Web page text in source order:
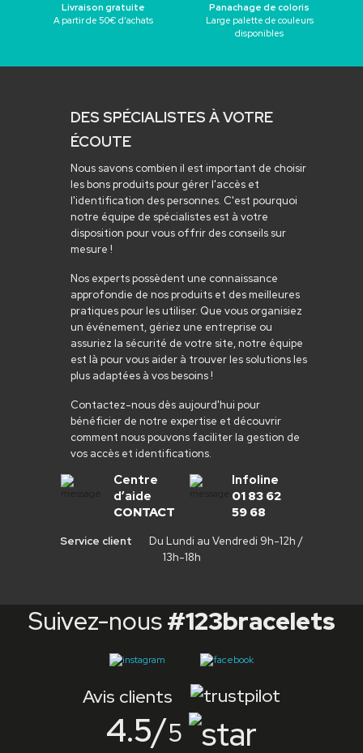
Livraison gratuite
A partir de 50€ d’achats
Panachage de coloris
Large palette de couleurs
disponibles
DES SPÉCIALISTES À VOTRE
ÉCOUTE
Nous savons combien il est important de choisir
les bons produits pour gérer l'accès et
l'identification des personnes. C'est pourquoi
notre équipe de spécialistes est à votre
disposition pour vous offrir des conseils sur
mesure !
Nos experts possèdent une connaissance
approfondie de nos produits et des meilleures
pratiques pour les utiliser. Que vous organisiez
un événement, gériez une entreprise ou
assuriez la sécurité de votre site, notre équipe
est là pour vous aider à trouver les solutions les
plus adaptées à vos besoins !
Contactez-nous dès aujourd'hui pour
bénéficier de notre expertise et découvrir
comment nous pouvons faciliter la gestion de
vos accès et identifications.
Centre
d’aide
CONTACT
Infoline
01 83 62
59 68
Service client
Du Lundi au Vendredi 9h-12h /
13h-18h
Suivez-nous#123bracelets
Avis clients
4.5/5